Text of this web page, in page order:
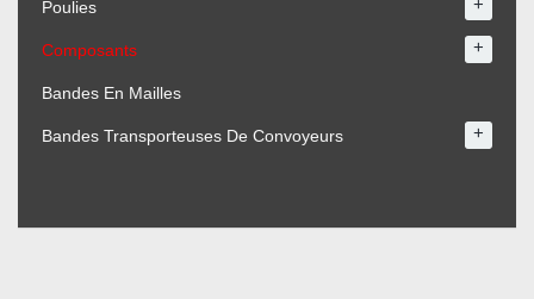
Poulies +
Composants +
Bandes En Mailles
Bandes Transporteuses De Convoyeurs +